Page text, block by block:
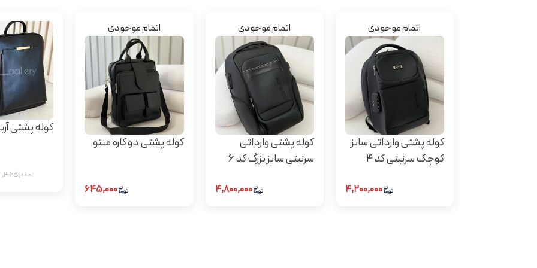
اتمام موجودی
کوله پشتی وارداتی سایز
کوچک سرنیتی کد 4
۴,۲۰۰,۰۰۰
اتمام موجودی
کوله پشتی وارداتی
سرنیتی سایز بزرگ کد 6
۴,۸۰۰,۰۰۰
اتمام موجودی
کوله پشتی دو کاره منتو
۶۴۵,۰۰۰
کوله پشتی
۱,۳۶۵,۰۰۰